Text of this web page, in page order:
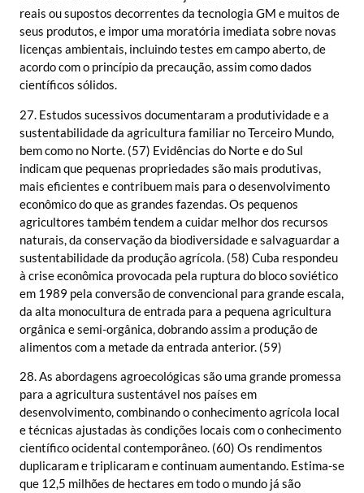
reais ou supostos decorrentes da tecnologia GM e muitos de
seus produtos, e impor uma moratória imediata sobre novas
licenças ambientais, incluindo testes em campo aberto, de
acordo com o princípio da precaução, assim como dados
científicos sólidos.
27. Estudos sucessivos documentaram a produtividade e a
sustentabilidade da agricultura familiar no Terceiro Mundo,
bem como no Norte. (57) Evidências do Norte e do Sul
indicam que pequenas propriedades são mais produtivas,
mais eficientes e contribuem mais para o desenvolvimento
econômico do que as grandes fazendas. Os pequenos
agricultores também tendem a cuidar melhor dos recursos
naturais, da conservação da biodiversidade e salvaguardar a
sustentabilidade da produção agrícola. (58) Cuba respondeu
à crise econômica provocada pela ruptura do bloco soviético
em 1989 pela conversão de convencional para grande escala,
da alta monocultura de entrada para a pequena agricultura
orgânica e semi-orgânica, dobrando assim a produção de
alimentos com a metade da entrada anterior. (59)
28. As abordagens agroecológicas são uma grande promessa
para a agricultura sustentável nos países em
desenvolvimento, combinando o conhecimento agrícola local
e técnicas ajustadas às condições locais com o conhecimento
científico ocidental contemporâneo. (60) Os rendimentos
duplicaram e triplicaram e continuam aumentando. Estima-se
que 12,5 milhões de hectares em todo o mundo já são